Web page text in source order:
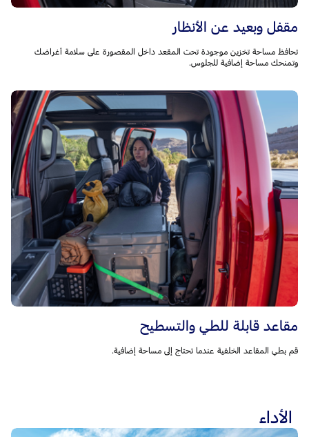
مقفل وبعيد عن الأنظار
تحافظ مساحة تخزين موجودة تحت المقعد داخل المقصورة على سلامة أغراضك
وتمنحك مساحة إضافية للجلوس.
مقاعد قابلة للطي والتسطيح
قم بطي المقاعد الخلفية عندما تحتاج إلى مساحة إضافية.
الأداء